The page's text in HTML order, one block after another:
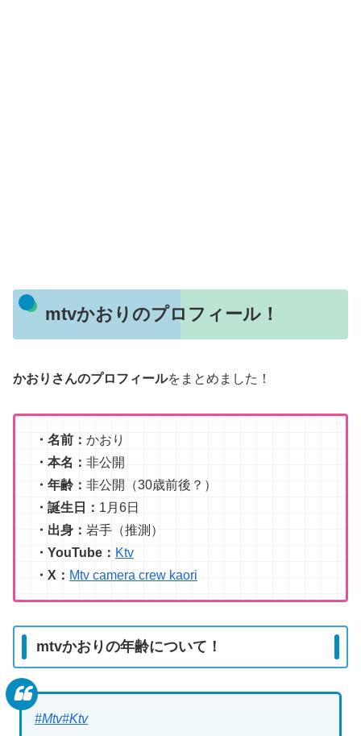
mtvかおりのプロフィール！
かおりさんのプロフィールをまとめました！
・名前： かおり
・本名： 非公開
・年齢： 非公開（30歳前後？）
・誕生日： 1月6日
・出身： 岩手（推測）
・YouTube： Ktv
・X： Mtv camera crew kaori
mtvかおりの年齢について！
#Mtv#Ktv